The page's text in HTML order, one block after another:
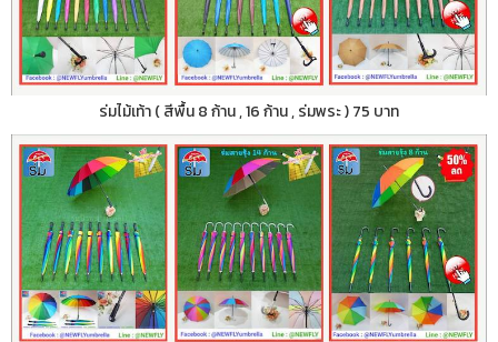
ร่มไม้เท้า ( สีพื้น 8 ก้าน , 16 ก้าน , ร่มพระ ) 75 บาท